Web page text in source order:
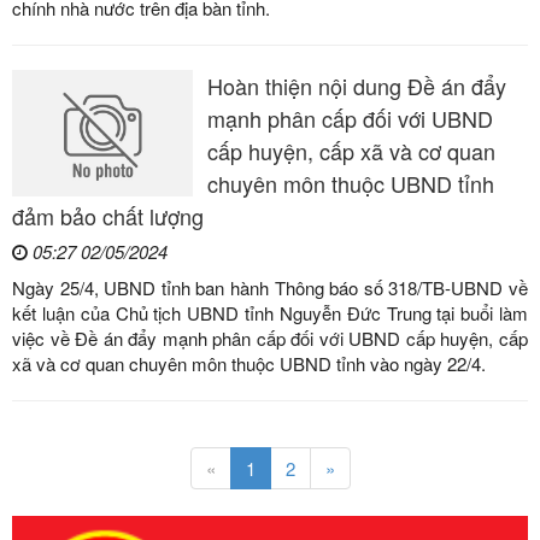
chính nhà nước trên địa bàn tỉnh.
Hoàn thiện nội dung Đề án đẩy
mạnh phân cấp đối với UBND
cấp huyện, cấp xã và cơ quan
chuyên môn thuộc UBND tỉnh
đảm bảo chất lượng
05:27 02/05/2024
Ngày 25/4, UBND tỉnh ban hành Thông báo số 318/TB-UBND về
kết luận của Chủ tịch UBND tỉnh Nguyễn Đức Trung tại buổi làm
việc về Đề án đẩy mạnh phân cấp đối với UBND cấp huyện, cấp
xã và cơ quan chuyên môn thuộc UBND tỉnh vào ngày 22/4.
« 1 2 »